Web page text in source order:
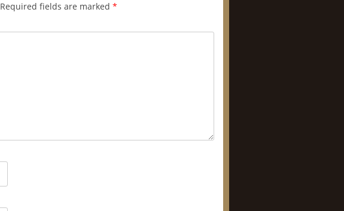
Required fields are marked *